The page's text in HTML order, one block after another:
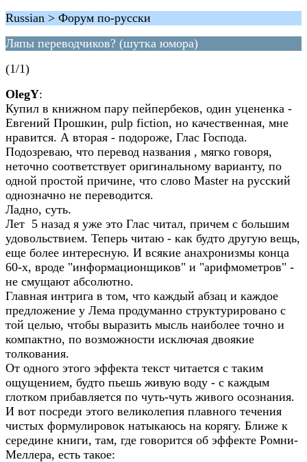
Russian > Форум по-русски
Ляпы переводчиков? (шутка юмора)
(1/1)
OlegY:
Купил в книжном пару пейпербеков, один уцененка -
Евгений Прошкин, pulp fiction, но качественная, мне
нравится. А вторая - подороже, Глас Господа.
Подозреваю, что перевод названия , мягко говоря,
неточно соответствует оригинальному варианту, по
одной простой причине, что слово Master на русский
однозначно не переводится.
Ладно, суть.
Лет 5 назад я уже это Глас читал, причем с большим
удовольствием. Теперь читаю - как будто другую вещь,
еще более интересную. И всякие анахронизмы конца
60-х, вроде "информационщиков" и "арифмометров" -
не смущают абсолютно.
Главная интрига в том, что каждый абзац и каждое
предложение у Лема продуманно структурировано с
той целью, чтобы выразить мысль наиболее точно и
компактно, по возможности исключая двоякие
толкования.
От одного этого эффекта текст читается с таким
ощущением, будто пьешь живую воду - с каждым
глотком прибавляется по чуть-чуть живого осознания.
И вот посреди этого великолепия плавного течения
чистых формулировок натыкаюсь на корягу. Ближе к
середине книги, там, где говорится об эффекте Ромни-
Меллера, есть такое: